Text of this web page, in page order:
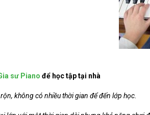
sư Piano để học tập tại nhà
không có nhiều thời gian để đến lớp học.